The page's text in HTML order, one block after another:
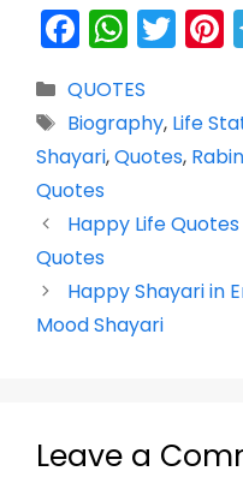
F
a
c
e
b
o
o
k
W
h
a
ts
A
p
T
w
itt
er
Categories
QUOTES
Tags
Biography, Life
Shayari,Quotes,
Quotes
Happy Life
Quotes
Happy Shayari in
Mood Shayari
Leave a